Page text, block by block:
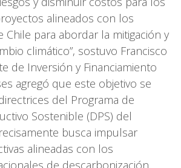
alineados con los
para abordar la mitigación y
climático”, sostuvo Francisco
de Inversión y Financiamiento
agregó que este objetivo se
del Programa de
Sostenible (DPS) del
busca impulsar
alineadas con los
de descarbonización.